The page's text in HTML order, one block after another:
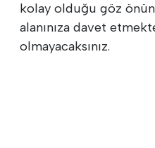
kolay olduğu göz
alanınıza davet
olmayacaksınız.